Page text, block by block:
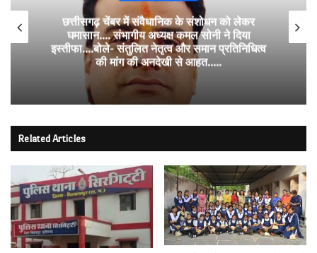
छत्तीसगढ़ चेंबर में संवैधानिक के संशोधन को लेकर
घमासान…. संभागीय अध्यक्ष कमल सोनी ने दिया
इस्तीफा….बोले- संतुलित नेतृत्व और समान प्रतिनिधित्व
की मांग की अनदेखी से आहत…..
Related Articles